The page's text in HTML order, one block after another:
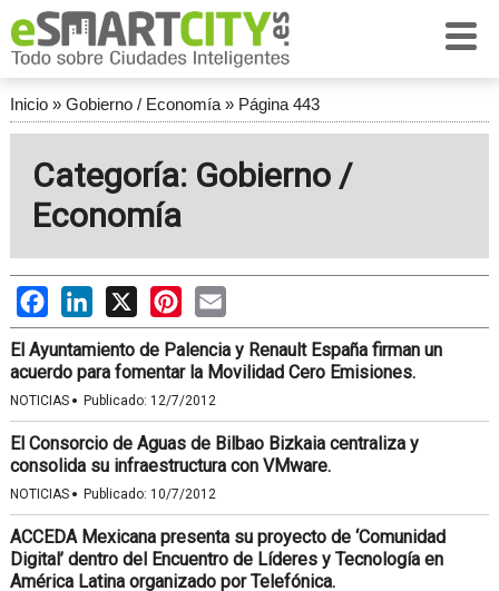
Inicio» Gobierno / Economía» Página 443
Categoría: Gobierno /
Economía
FacebookLinkedIn
X PinterestEmail
El Ayuntamiento de Palencia y Renault España firman un
acuerdo para fomentar la Movilidad Cero Emisiones.
NOTICIAS · Publicado: 12/7/2012
El Consorcio de Aguas de Bilbao Bizkaia centraliza y
consolida su infraestructura con VMware.
NOTICIAS · Publicado: 10/7/2012
ACCEDA Mexicana presenta su proyecto de ‘Comunidad
Digital’ dentro del Encuentro de Líderes y Tecnología en
América Latina organizado por Telefónica.